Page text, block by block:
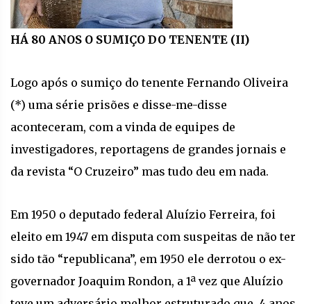
HÁ 80 ANOS O SUMIÇO DO TENENTE (II)
Logo após o sumiço do tenente Fernando Oliveira
(*) uma série prisões e disse-me-disse
aconteceram, com a vinda de equipes de
investigadores, reportagens de grandes jornais e
da revista “O Cruzeiro” mas tudo deu em nada.
Em 1950 o deputado federal Aluízio Ferreira, foi
eleito em 1947 em disputa com suspeitas de não ter
sido tão “republicana”, em 1950 ele derrotou o ex-
governador Joaquim Rondon, a 1ª vez que Aluízio